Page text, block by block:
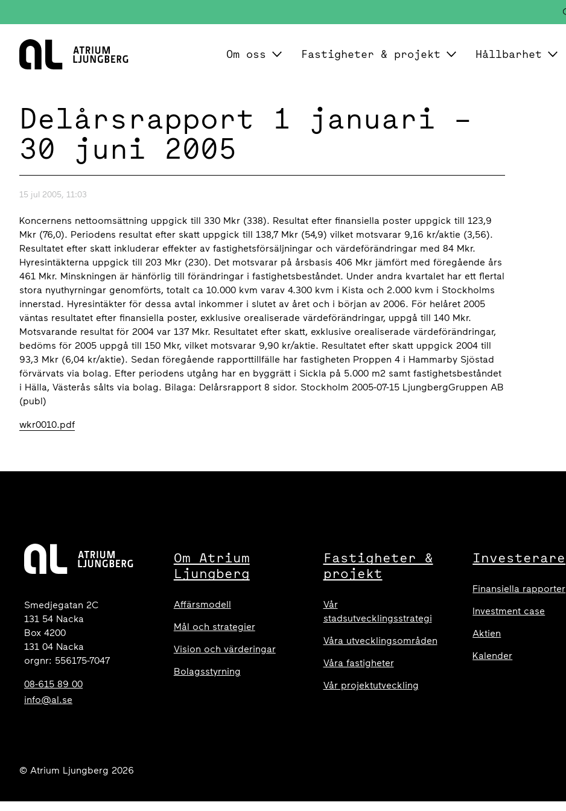
Hem
Om oss Fastigheter & projekt Hållbarhet
Delårsrapport 1 januari –
30 juni 2005
15 jul 2005, 11:03
Koncernens nettoomsättning uppgick till 330 Mkr (338). Resultat efter finansiella poster uppgick till 123,9
Mkr (76,0). Periodens resultat efter skatt uppgick till 138,7 Mkr (54,9) vilket motsvarar 9,16 kr/aktie (3,56).
Resultatet efter skatt inkluderar effekter av fastighetsförsäljningar och värdeförändringar med 84 Mkr.
Hyresintäkterna uppgick till 203 Mkr (230). Det motsvarar på årsbasis 406 Mkr jämfört med föregående års
461 Mkr. Minskningen är hänförlig till förändringar i fastighetsbeståndet. Under andra kvartalet har ett flertal
stora nyuthyrningar genomförts, totalt ca 10.000 kvm varav 4.300 kvm i Kista och 2.000 kvm i Stockholms
innerstad. Hyresintäkter för dessa avtal inkommer i slutet av året och i början av 2006. För helåret 2005
väntas resultatet efter finansiella poster, exklusive orealiserade värdeförändringar, uppgå till 140 Mkr.
Motsvarande resultat för 2004 var 137 Mkr. Resultatet efter skatt, exklusive orealiserade värdeförändringar,
bedöms för 2005 uppgå till 150 Mkr, vilket motsvarar 9,90 kr/aktie. Resultatet efter skatt uppgick 2004 till
93,3 Mkr (6,04 kr/aktie). Sedan föregående rapporttillfälle har fastigheten Proppen 4 i Hammarby Sjöstad
förvärvats via bolag. Efter periodens utgång har en byggrätt i Sickla på 5.000 m2 samt fastighetsbeståndet
i Hälla, Västerås sålts via bolag. Bilaga: Delårsrapport 8 sidor. Stockholm 2005-07-15 LjungbergGruppen AB
(publ)
wkr0010.pdf
Smedjegatan 2C
131 54 Nacka
Box 4200
131 04 Nacka
orgnr: 556175-7047
08-615 89 00
info@al.se
Om Atrium
Ljungberg
Affärsmodell
Mål och strategier
Vision och värderingar
Bolagsstyrning
Fastigheter &
projekt
Vår
stadsutvecklingsstrategi
Våra utvecklingsområden
Våra fastigheter
Vår projektutveckling
Investerare
Finansiella rapporter
Investment case
Aktien
Kalender
© Atrium Ljungberg 2026